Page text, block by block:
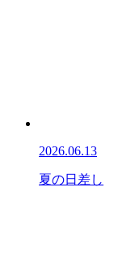
2026.06.13
夏の日差し